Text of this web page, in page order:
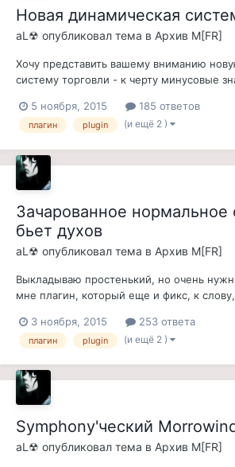
Новая динамическая
aL☢ опубликовал тема в Архив M[FR]
Хочу представить вашему вниманию
систему торговли - к черту минусовые
обворованный ссаный торговый сундук, а
зелий... То же касается и трупа торговца,
5 ноября, 2015 185 ответов
плагин plugin (и ещё 2 )
Зачарованное
бьет духов
aL☢ опубликовал тема в Архив M[FR]
Выкладываю простенький, но очень
мне плагин, который еще и фикс, к
оружие именно нормальным, т.е. им не
даедру. В ванили половина
3 ноября, 2015 253 ответа
плагин plugin (и ещё 2 )
Symphony'ческий
aL☢ опубликовал тема в Архив M[FR]